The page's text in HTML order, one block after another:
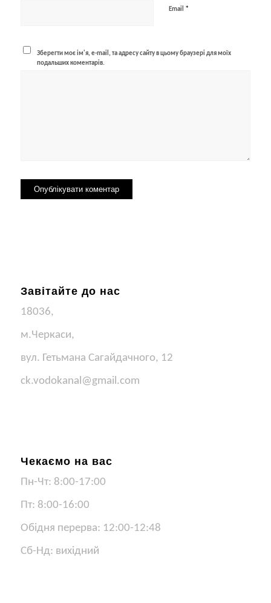
Email *
Зберегти моє ім'я, e-mail, та адресу сайту в цьому браузері для моїх
подальших коментарів.
Завітайте до нас
18036,
м.Черкаси,
вул. Гетьмана Сагайдачного, 12
ck.vodokanal@gmail.com
Чекаємо на вас
Пн-Чт: 8:00-17:00
Пт: 8:00-16:00
Обідня перерва: 12:00-12:48
Сб-Нд: вихідний